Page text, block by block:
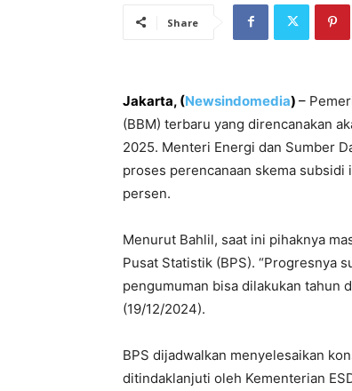
Share
Jakarta, (Newsindomedia) –
(BBM) terbaru yang direncanakan
2025. Menteri Energi dan Sumber
proses perencanaan skema
persen.
Menurut Bahlil, saat ini pihaknya
Pusat Statistik (BPS). “Progresnya
pengumuman bisa dilakukan tahun
(19/12/2024).
BPS dijadwalkan menyelesaikan
ditindaklanjuti oleh Kementerian